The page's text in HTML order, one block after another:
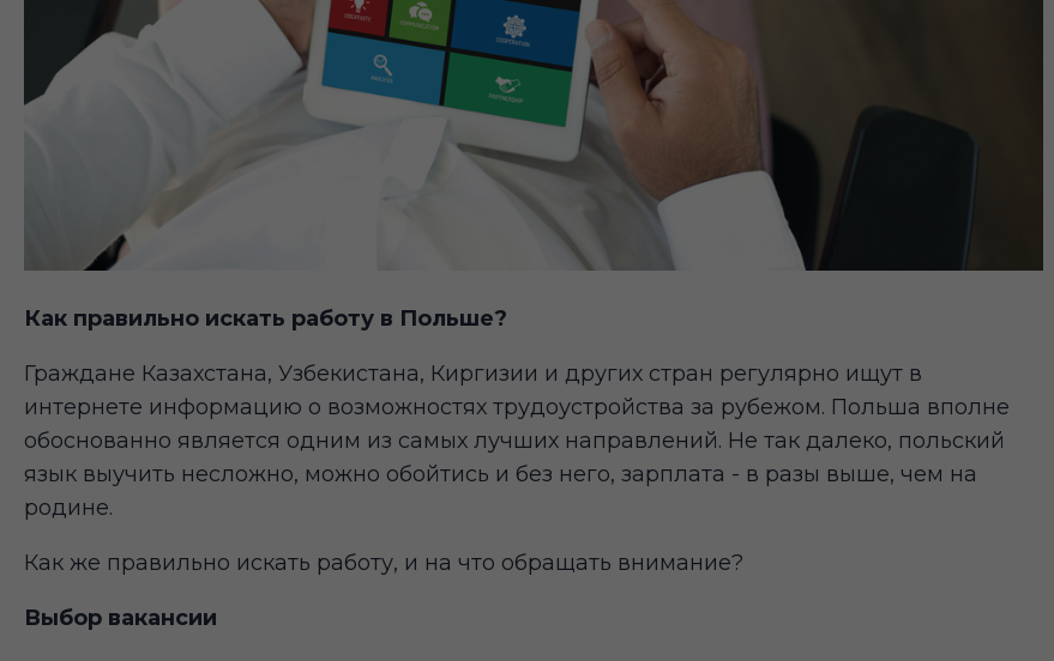
Как правильно искать работу в Польше?
Граждане Казахстана, Узбекистана, Киргизии и других стран регулярно ищут в
интернете информацию о возможностях трудоустройства за рубежом. Польша вполне
обоснованно является одним из самых лучших направлений. Не так далеко, польский
язык выучить несложно, можно обойтись и без него, зарплата - в разы выше, чем на
родине.
Как же правильно искать работу, и на что обращать внимание?
Выбор вакансии